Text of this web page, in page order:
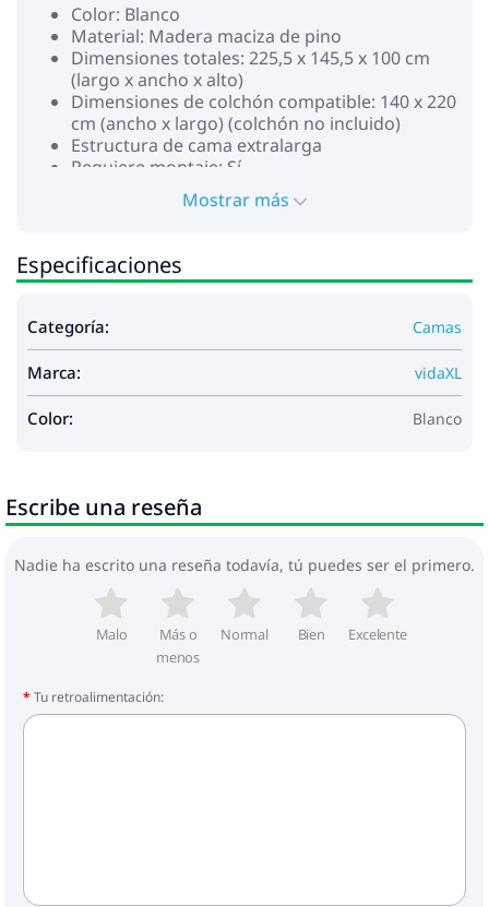
Color: Blanco
Material: Madera maciza de pino
Dimensiones totales: 225,5 x 145,5 x 100 cm
(largo x ancho x alto)
Dimensiones de colchón compatible: 140 x 220
cm (ancho x largo) (colchón no incluido)
Estructura de cama extralarga
Requiere montaje: Sí
La entrega contiene:
1 x Estructura de cama
Mostrar más
Especificaciones
Categoría: Camas
Marca: vidaXL
Color: Blanco
Escribe una reseña
Nadie ha escrito una reseña todavía, tú puedes ser el primero.
Malo
Más o
menos
Normal Bien Excelente
Tu retroalimentación: